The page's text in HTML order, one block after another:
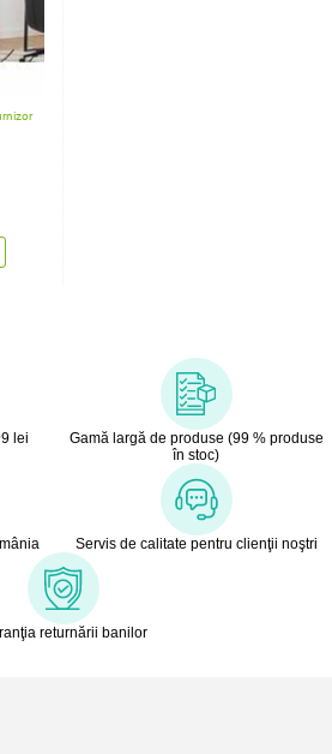
lei
Gamă largă de produse (99 % produse
în stoc)
Servis de calitate pentru clienţii noştri
returnării banilor